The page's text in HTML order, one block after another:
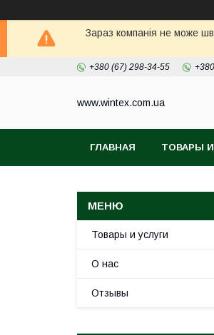
Зараз компанія не може
+380 (67) 298-34-55
www.wintex.com.ua
ГЛАВНАЯ ТОВАРЫ И
Товары и услуги
О нас
Отзывы